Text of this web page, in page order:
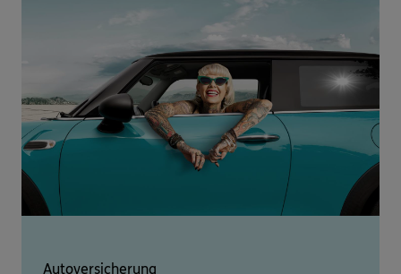
Autoversicherung